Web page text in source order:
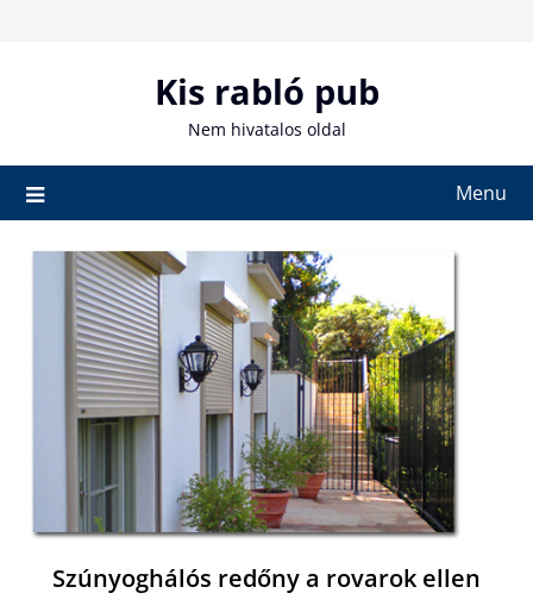
Kis rabló pub
Nem hivatalos oldal
Menu
Szúnyoghálós redőny a rovarok ellen